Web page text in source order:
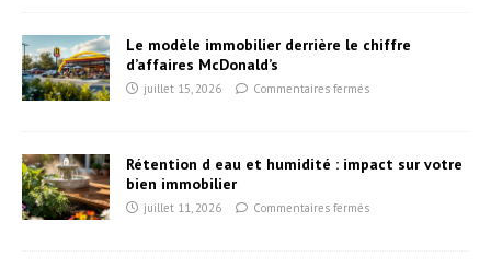
Le modèle immobilier derrière le chiffre
d’affaires McDonald’s
juillet 15, 2026 Commentaires fermés
Rétention d eau et humidité : impact sur votre
bien immobilier
juillet 11, 2026 Commentaires fermés